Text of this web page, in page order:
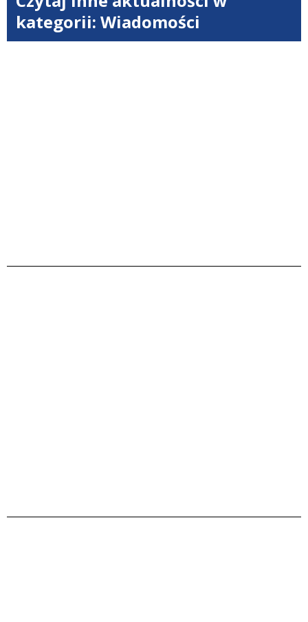
kategorii: Wiadomości